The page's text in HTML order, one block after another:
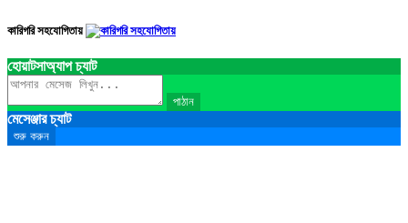
কারিগরি সহযোগিতায়
হোয়াটসাঅ্যাপ চ্যাট
পাঠান
মেসেঞ্জার চ্যাট
শুরু করুন